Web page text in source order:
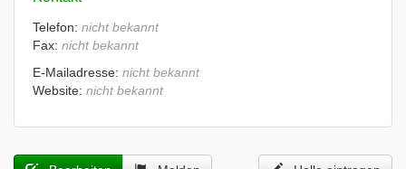
Telefon: nicht bekannt
Fax: nicht bekannt
E-Mailadresse: nicht bekannt
Website: nicht bekannt